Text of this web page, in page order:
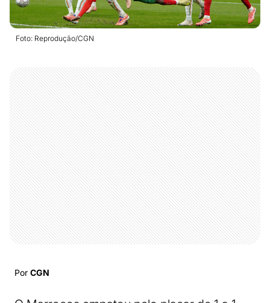
Foto: Reprodução/CGN
Por CGN